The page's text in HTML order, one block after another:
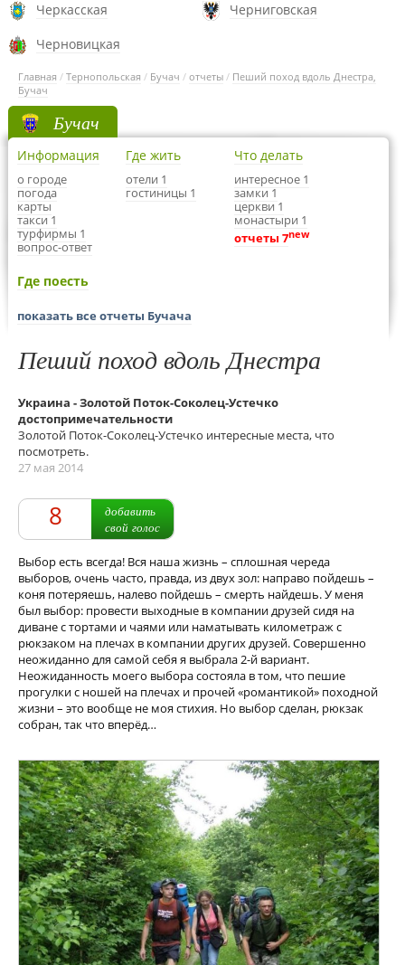
Черкасская
Черниговская
Черновицкая
Главная / Тернопольская / Бучач / отчеты / Пеший поход вдоль Днестра,
Бучач
Бучач
Информация
о городе
погода
карты
такси 1
турфирмы 1
вопрос-ответ
Где жить
отели 1
гостиницы 1
Что делать
интересное 1
замки 1
церкви 1
монастыри 1
отчеты 7new
Где поесть
показать все отчеты Бучача
Пеший поход вдоль Днестра
Украина - Золотой Поток-Соколец-Устечко
достопримечательности
Золотой Поток-Соколец-Устечко интересные места, что
посмотреть.
27 мая 2014
8
добавить
свой голос
Выбор есть всегда! Вся наша жизнь – сплошная череда
выборов, очень часто, правда, из двух зол: направо пойдешь –
коня потеряешь, налево пойдешь – смерть найдешь. У меня
был выбор: провести выходные в компании друзей сидя на
диване с тортами и чаями или наматывать километраж с
рюкзаком на плечах в компании других друзей. Совершенно
неожиданно для самой себя я выбрала 2-й вариант.
Неожиданность моего выбора состояла в том, что пешие
прогулки с ношей на плечах и прочей «романтикой» походной
жизни – это вообще не моя стихия. Но выбор сделан, рюкзак
собран, так что вперёд…